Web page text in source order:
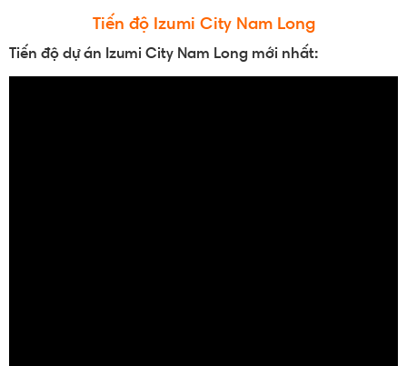
Tiến độ Izumi City Nam Long
Tiến độ dự án Izumi City Nam Long mới nhất: